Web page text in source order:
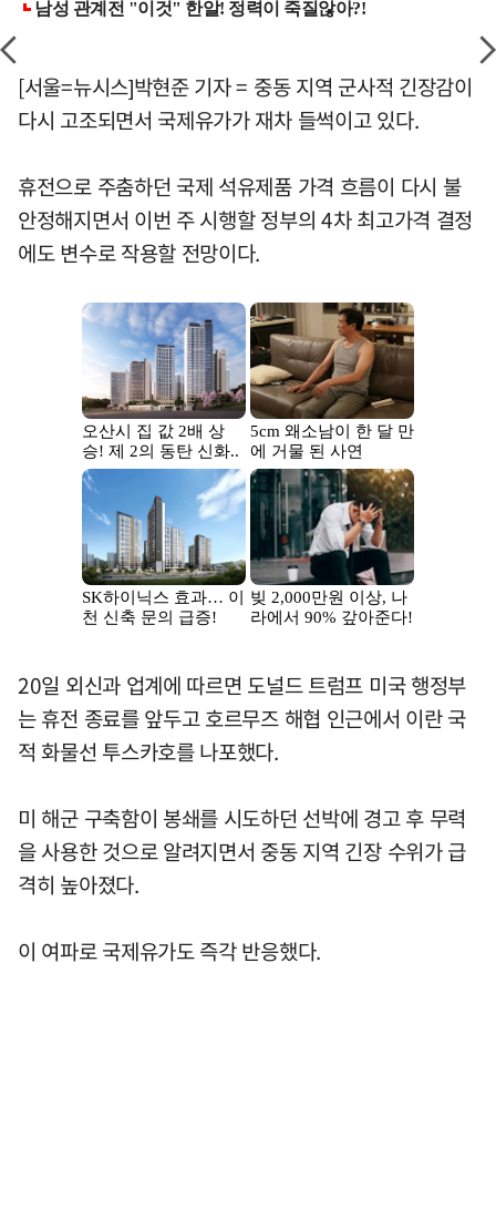
[서울=뉴시스]박현준 기자 = 중동 지역 군사적 긴장감이
다시 고조되면서 국제유가가 재차 들썩이고 있다.
휴전으로 주춤하던 국제 석유제품 가격 흐름이 다시 불
안정해지면서 이번 주 시행할 정부의 4차 최고가격 결정
에도 변수로 작용할 전망이다.
20일 외신과 업계에 따르면 도널드 트럼프 미국 행정부
는 휴전 종료를 앞두고 호르무즈 해협 인근에서 이란 국
적 화물선 투스카호를 나포했다.
미 해군 구축함이 봉쇄를 시도하던 선박에 경고 후 무력
을 사용한 것으로 알려지면서 중동 지역 긴장 수위가 급
격히 높아졌다.
이 여파로 국제유가도 즉각 반응했다.